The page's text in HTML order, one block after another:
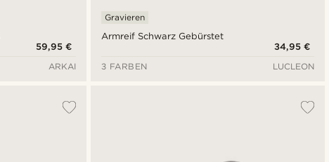
59,95 €
ARKAI
Armreif Schwarz Gebürstet
Gravieren
34,95 €
3 FARBEN
LUCLEON